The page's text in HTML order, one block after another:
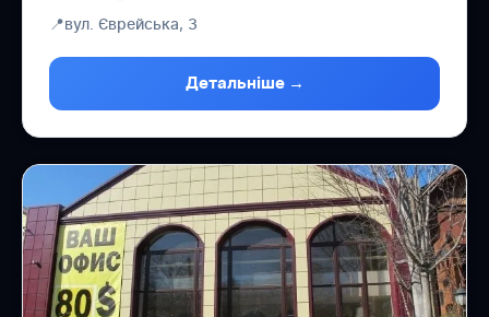
📍вул. Єврейська, 3
Детальніше →